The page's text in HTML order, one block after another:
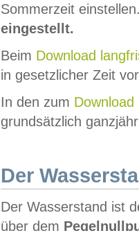
Sommerzeit
eingestellt.
Beim Download
in gesetzlicher Zeit
In den zum Download
grundsätzlich
Der
Der Wasserstand ist
über dem